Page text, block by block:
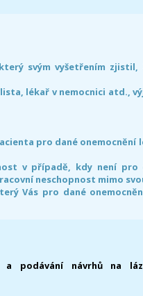
svým vyšetřením
lékař v nemocnici atd.,
pro dané onemocnění
v případě, kdy není pro
neschopnost mimo
Vás pro dané
podávání návrhů na